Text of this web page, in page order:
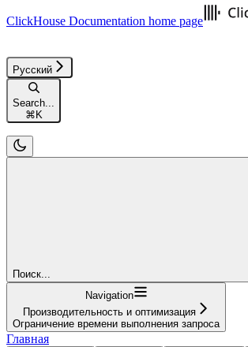
ClickHouse Documentation home page
Русский
Search...
⌘ K
Поиск...
Navigation
Производительность и оптимизация
Ограничение времени выполнения запроса
Главная